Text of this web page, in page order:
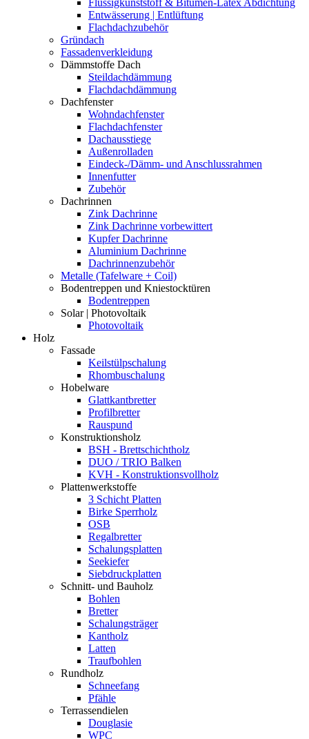
Flüssigkunststoff & Bitumen-Latex Abdichtung
Entwässerung | Entlüftung
Flachdachzubehör
Gründach
Fassadenverkleidung
Dämmstoffe Dach
Steildachdämmung
Flachdachdämmung
Dachfenster
Wohndachfenster
Flachdachfenster
Dachausstiege
Außenrolladen
Eindeck-/Dämm- und Anschlussrahmen
Innenfutter
Zubehör
Dachrinnen
Zink Dachrinne
Zink Dachrinne vorbewittert
Kupfer Dachrinne
Aluminium Dachrinne
Dachrinnenzubehör
Metalle (Tafelware + Coil)
Bodentreppen und Kniestocktüren
Bodentreppen
Solar | Photovoltaik
Photovoltaik
Holz
Fassade
Keilstülpschalung
Rhombuschalung
Hobelware
Glattkantbretter
Profilbretter
Rauspund
Konstruktionsholz
BSH - Brettschichtholz
DUO / TRIO Balken
KVH - Konstruktionsvollholz
Plattenwerkstoffe
3 Schicht Platten
Birke Sperrholz
OSB
Regalbretter
Schalungsplatten
Seekiefer
Siebdruckplatten
Schnitt- und Bauholz
Bohlen
Bretter
Schalungsträger
Kantholz
Latten
Traufbohlen
Rundholz
Schneefang
Pfähle
Terrassendielen
Douglasie
WPC